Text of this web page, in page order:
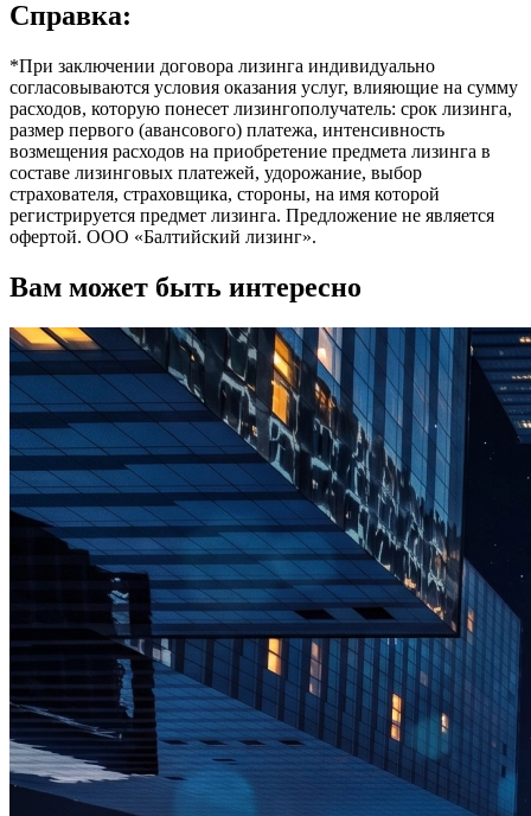
Справка:
*При заключении договора лизинга индивидуально
согласовываются условия оказания услуг, влияющие на сумму
расходов, которую понесет лизингополучатель: срок лизинга,
размер первого (авансового) платежа, интенсивность
возмещения расходов на приобретение предмета лизинга в
составе лизинговых платежей, удорожание, выбор
страхователя, страховщика, стороны, на имя которой
регистрируется предмет лизинга. Предложение не является
офертой. ООО «Балтийский лизинг».
Вам может быть интересно